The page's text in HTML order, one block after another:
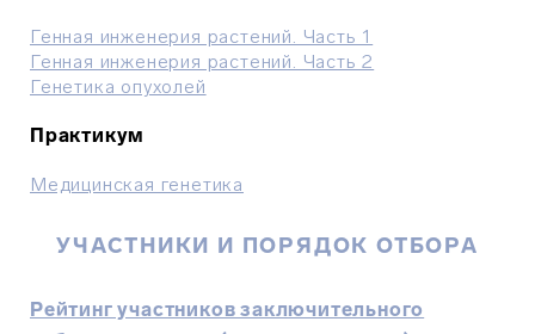
Генная инженерия растений. Часть 1
Генная инженерия растений. Часть 2
Генетика опухолей
Практикум
Медицинская генетика
УЧАСТНИКИ И ПОРЯДОК ОТБОРА
Рейтинг участников заключительного